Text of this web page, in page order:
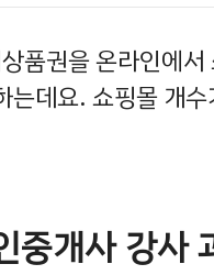
품권을 온라인에
는데요. 쇼핑몰 개
중개사 강사